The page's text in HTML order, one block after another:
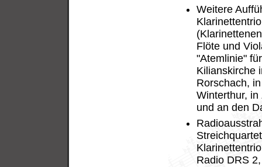
Weitere
Flöte und
"Atemlinie"
Kilianskirche
Rorschach,
Winterthur,
und an den
Radio DRS